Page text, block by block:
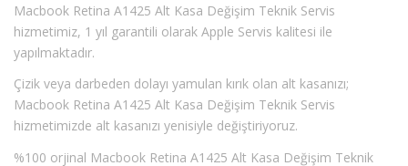
Macbook Retina A1425 Alt Kasa Değişim Teknik Servis
hizmetimiz, 1 yıl garantili olarak Apple Servis kalitesi ile
yapılmaktadır.
Çizik veya darbeden dolayı yamulan kırık olan alt kasanızı;
Macbook Retina A1425 Alt Kasa Değişim Teknik Servis
hizmetimizde alt kasanızı yenisiyle değiştiriyoruz.
%100 orjinal Macbook Retina A1425 Alt Kasa Değişim Teknik